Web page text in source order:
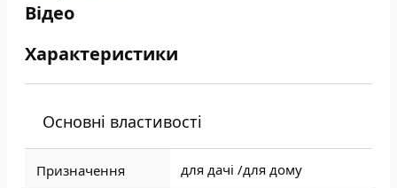
Відео
Характеристики
Основні властивості
Призначення для дачі /для дому